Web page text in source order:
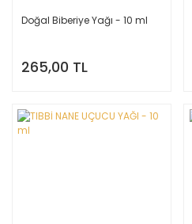
Doğal Biberiye Yağı - 10 ml
265,00 TL